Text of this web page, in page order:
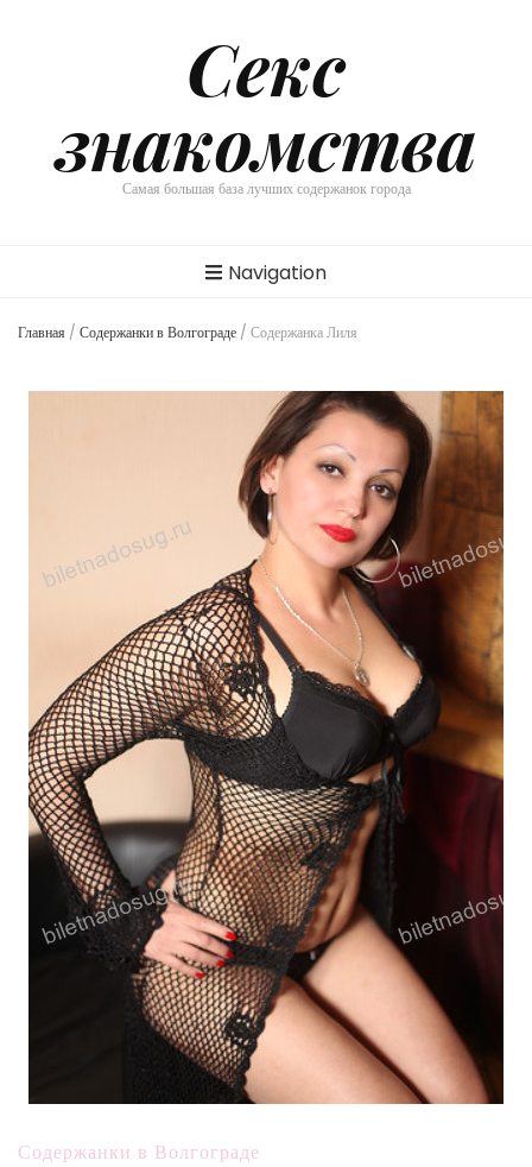
Секс
знакомства
Самая большая база лучших содержанок города
Navigation
Главная / Содержанки в Волгограде / Содержанка Лиля
Содержанки в Волгограде